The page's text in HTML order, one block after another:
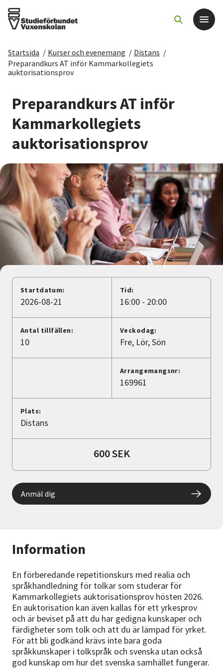
Det här gör vi
Sök kurser och evenemang
Om SV
Starta studiecirkel
Cirkelledare
Nyheter
Avdelningar
Lyssna
Startsida / Kurser och evenemang / Distans /
Preparandkurs AT inför Kammarkollegiets
auktorisationsprov
Preparandkurs AT inför
Kammarkollegiets
auktorisationsprov
Information
En förberedande repetitionskurs med realia och
språkhandledning för tolkar som studerar för
Kammarkollegiets auktorisationsprov hösten 2026.
En auktorisation kan även kallas för ett yrkesprov
och är beviset på att du har gedigna kunskaper och
färdigheter som tolk och att du är lämpad för yrket.
För att bli godkänd krävs inte bara goda
språkkunskaper i tolkspråk och svenska utan också
god kunskap om hur det svenska samhället fungerar.
Startdatum:
2026-08-21
Tid:
16:00 - 20:00
Antal tillfällen:
10
Veckodag:
Fre Lör Sön
Arrangemangsnr:
169961
Plats:
Distans
600 SEK
Anmäl dig